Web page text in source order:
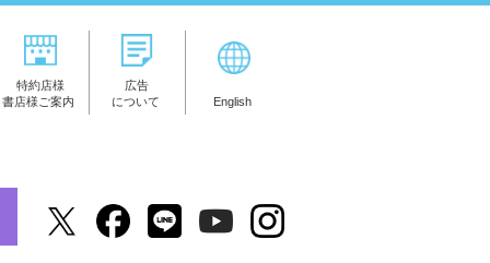
特約店様
書店様ご案内
広告
について
English